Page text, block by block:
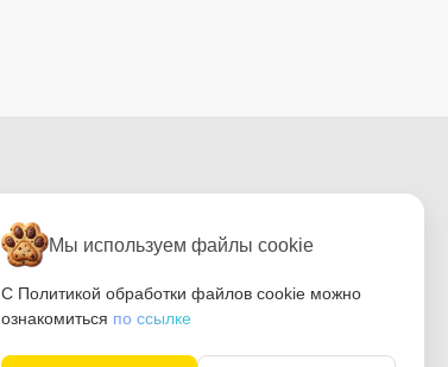
Мы используем файлы cookie
С Политикой обработки файлов cookie можно
ознакомиться по ссылке